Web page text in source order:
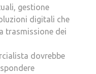
gestione
digitali che
trasmissione dei
dovrebbe